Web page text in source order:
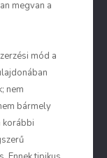
megvan a
mód a
nem
bármely
korábbi